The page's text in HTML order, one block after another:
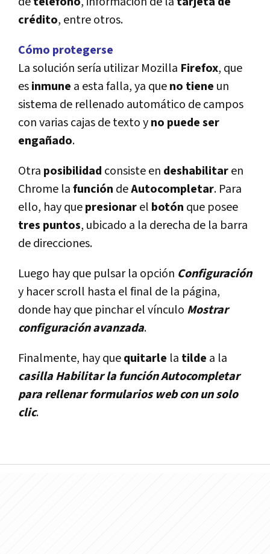
crédito, entre otros.
Cómo protegerse
La solución sería utilizar Mozilla Firefox, que
esinmune a esta falla, ya queno tiene un
sistema de rellenado automático de campos
con varias cajas de texto yno puedeser
engañado.
Otra posibilidad consiste en deshabilitaren
Chrome lafunción deAutocompletar. Para
ello, hay quepresionarel botón que posee
tres puntos, ubicado a la derecha de la barra
de direcciones.
Luego hay que pulsar la opción Configuración
y hacer scroll hasta el final de la página,
donde hay que pinchar el vínculo Mostrar
configuración avanzada.
Finalmente, hay quequitarle la tilde a la
casilla Habilitar la función Autocompletar
para rellenar formularios web con un solo
clic.